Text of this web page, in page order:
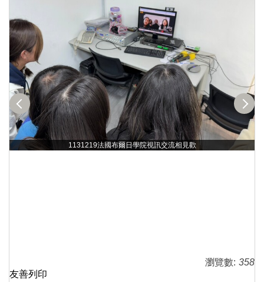
1131219法國布爾日學院視訊交流相見歡
瀏覽數: 358
友善列印